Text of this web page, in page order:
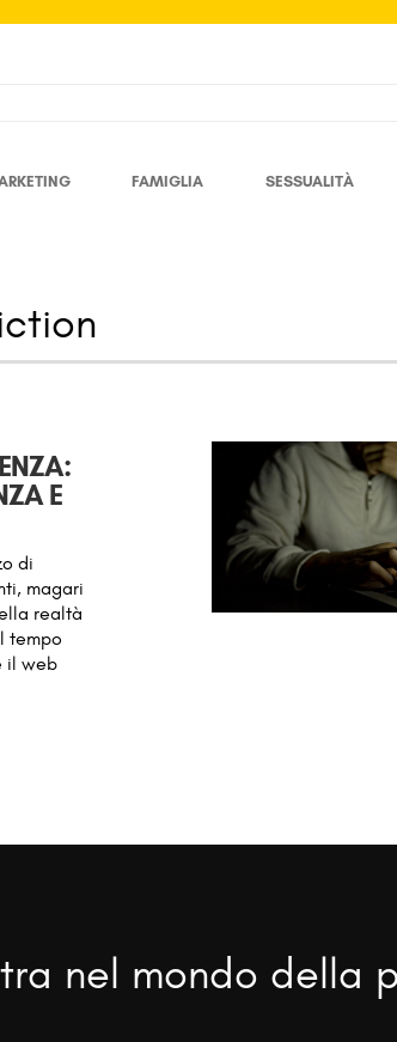
FAMIGLIA SESSUALITÀ
E
di
magari
realtà
tempo
il web
nel mondo della